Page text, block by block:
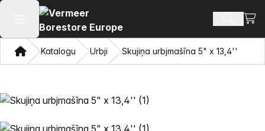
Atvērt galveno izvēlni Meklēt
MājasKatalogu Urbji Skujiņa urbjmašīna 5" x 13,4''